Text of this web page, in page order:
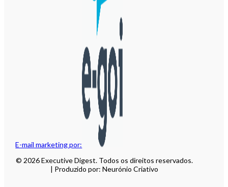
E-mail marketing por:
© 2026 Executive Digest. Todos os direitos reservados.
| Produzido por: Neurónio Criativo